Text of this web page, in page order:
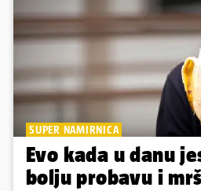
SUPER NAMIRNICA
Evo kada u danu
bolju probavu i